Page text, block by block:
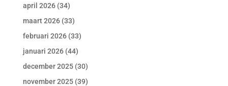
april 2026(34)
maart 2026(33)
februari 2026(33)
januari 2026(44)
december 2025(30)
november 2025(39)